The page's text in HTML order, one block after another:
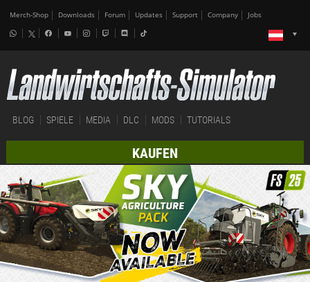
Merch-Shop Downloads Forum Updates Support Company Jobs
BLOG SPIELE MEDIA DLC MODS TUTORIALS
KAUFEN